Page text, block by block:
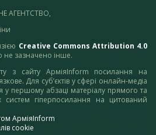
АГЕНТСТВО,
Creative Commons Attribution 4.0
не зазначено інше.
з сайту АрміяInform посилання на
Для суб’єктів у сфері онлайн-медіа
у першому абзаці матеріалу прямого та
систем гіперпосилання на цитований
АрміяInform
cookie